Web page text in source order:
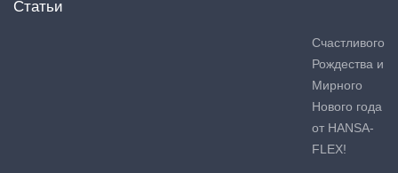
Статьи
Счастливого
Рождества и
Мирного
Нового года
от HANSA-
FLEX!